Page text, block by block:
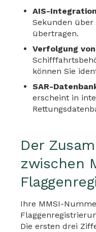
AIS-
Sekunden über
übertragen.
Verfolgung
können Sie
SAR-
erscheint in
Der
zwischen
Ihre MMSI-
Die ersten drei